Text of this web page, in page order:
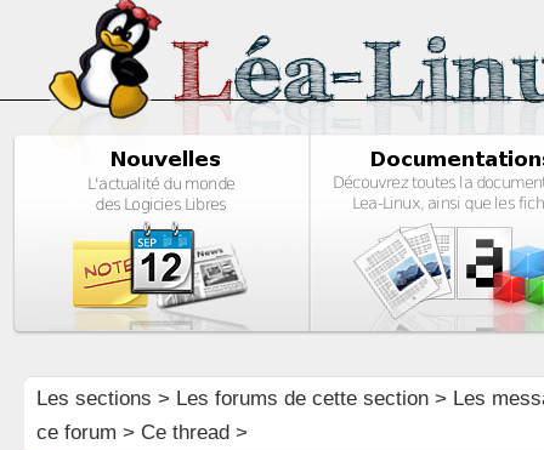
Les sections > Les forums de cette section> Les
ce forum > Ce thread >